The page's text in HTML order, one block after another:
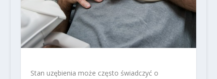
Stan uzębienia może często świadczyć o